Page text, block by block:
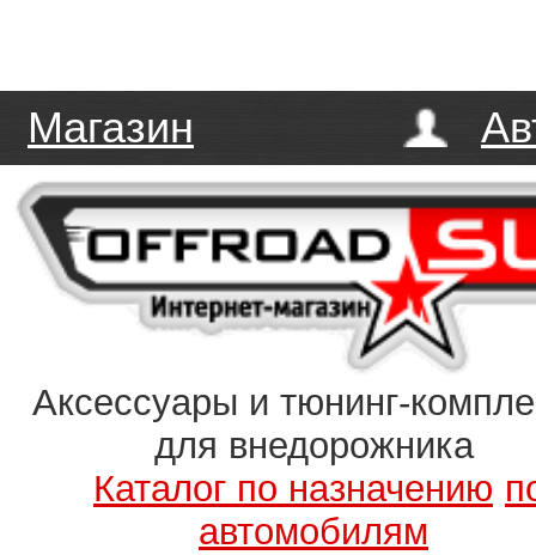
Магазин
Аксессуары и тюнинг-
для внедорожника
Каталог по назначению
автомобилям